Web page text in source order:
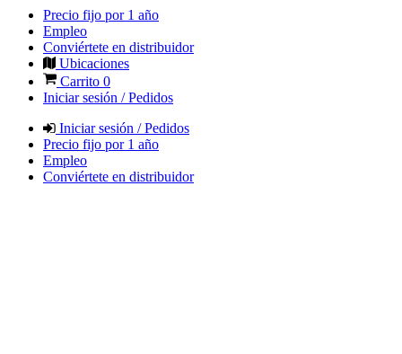
Precio fijo por 1 año
Empleo
Conviértete en distribuidor
Ubicaciones
Carrito 0
Iniciar sesión / Pedidos
Iniciar sesión / Pedidos
Precio fijo por 1 año
Empleo
Conviértete en distribuidor